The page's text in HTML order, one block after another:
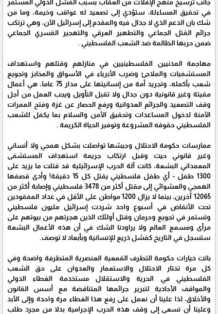
جانب ترسيخ منهج الإفلات من العقاب بسبب الفشل الدولي المستمر
في تحقيق المساءلة، ستؤدي إلى تصعيد له عواقب وخيمة، وما من
شك بان الدعم الذي لا جدال فيه والمقدم إلى إسرائيل الآن، وهي ترتكب
جرائم القتل الجماعي والتطهير العرقي والتهجير القسري الجماعي
ضمن حربها الظالمة ضد الشعب الفلسطيني .
مهاجمة المدنيين الفلسطينيين في منازلهم وقتلهم واستهداف
المستشفيات والملاجئ وضرب الأبرياء في الأسواق والمخابز وتجويع
شعب بأكمله، وتجريد أمة من إنسانيتها على مدار 75 عاما، هي أعمال
مقيتة وغير قانونية دون جدال ولا تقبل التأويل ويجب العمل من أجل
وقف التصعيد والجرائم العدوانية ورفع الحصار عن غزة وفتح الممرات
الآمنة لدخول المساعدات وتحقيق الأمن والسلام بما يكفل للشعب
الفلسطيني حقوقه المشروعة وتوفير الحياة الكريمة .
ممارسات حكومة الاحتلال وجيشها تواصلت بشكل همجي ولا أنساني
وغير قانوني حيث وقبل ارتكاب جريمة استهداف المستشفى
المعمداني البشعة، كانت آلة الحرب الإسرائيلية قد قتلت ما يزيد على
1300 طفل - أي طفل فلسطيني يقتل كل 15 دقيقة! وأدى قصفها
الهمجي والعشوائي إلى مقتل أكثر من 3478 فلسطيني وإصابة أكثر من
12065 آخرين، بينما لا يزال 1200 مواطن على الأقل في عداد المفقودين
تحت الأنقاض في أسبوع واحد شردت إسرائيل مليون فلسطيني
وتستمر في تجويع وحرمان وقتل أولئك الذين هجرتهم من بيوتهم على
مرأى ومسمع العالم ولا يراودنا الشك في أن هذه الأعمال البشعة
ستسجل في التاريخ كفشل ذريع للإنسانية وبأبعاد لا توصف.
باتت خيارات حكومة التطرف القمعية العنصرية المتطرفة واضحة وفي
كل مرة تختار الاحتلال والاستعمار والعدوان على حق الشعب
الفلسطيني في الحرية والاستقلال مستخدمة الغطاء الدولي
والمواقف الأحادية لتبرير جرائمها المتناقضة مع أسس القانون
والأخلاق، لذا علينا أن نعمل على رفع هذا الغطاء مرة واحدة وإلى الأبد
وعلينا أن نسعى إلى وقف هذه الحرب الإجرامية بدلا من مجرد طلب